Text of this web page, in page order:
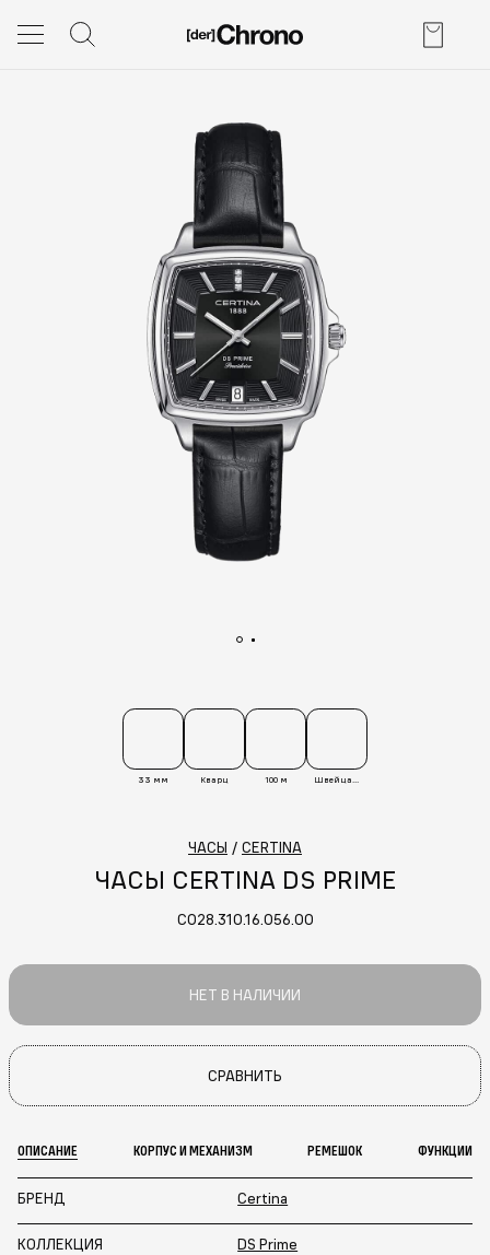
33 мм Кварц 100 м Швейцария
ЧАСЫ / CERTINA
ЧАСЫ CERTINA DS PRIME
C028.310.16.056.00
НЕТ В НАЛИЧИИ
СРАВНИТЬ
ОПИСАНИЕ КОРПУС И МЕХАНИЗМ РЕМЕШОК ФУНКЦИИ
БРЕНД Certina
КОЛЛЕКЦИЯ DS Prime